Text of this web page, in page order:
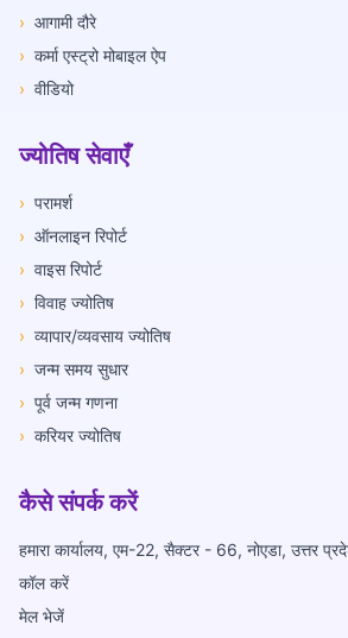
› आगामी दौरे
› कर्मा एस्ट्रो मोबाइल ऐप
› वीडियो
ज्योतिष सेवाएँ
› परामर्श
› ऑनलाइन रिपोर्ट
› वाइस रिपोर्ट
› विवाह ज्योतिष
› व्यापार/व्यवसाय ज्योतिष
› जन्म समय सुधार
› पूर्व जन्म गणना
› करियर ज्योतिष
कैसे संपर्क करें
हमारा कार्यालय, एम-22, सैक्टर - 66, नोएडा, उत्तर
कॉल करें
मेल भेजें